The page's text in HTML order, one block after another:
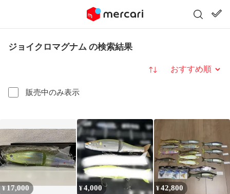
ジョイクロマグナム の検索結果
販売中のみ表示
並び替え
¥17,000 ¥4,000 ¥42,800